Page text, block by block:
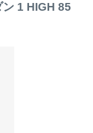
1 HIGH 85